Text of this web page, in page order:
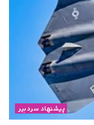
پیشنهاد سردبیر